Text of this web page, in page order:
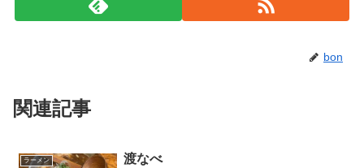
bon
関連記事
ラーメン 渡なべ